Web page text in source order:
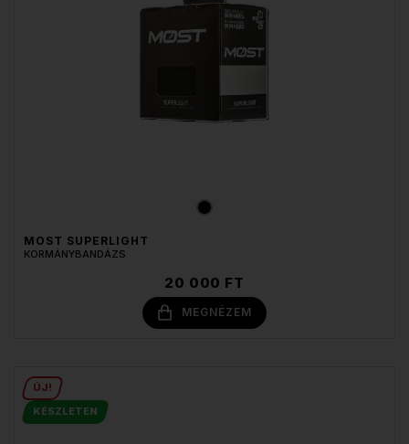
MOST SUPERLIGHT
KORMÁNYBANDÁZS
20 000 FT
MEGNÉZEM
ÚJ!
KÉSZLETEN